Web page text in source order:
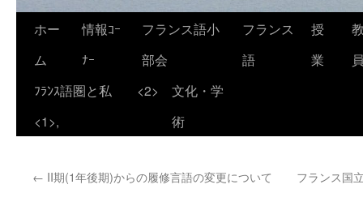
ホー
ム
情報ｺｰ
ﾅｰ
フランス語小
部会
フランス
語
授
業
ﾌﾗﾝｽ語圏と私
<1>,
<2>
文化・学
術
← II期(1年後期)からの履修言語の変更について フランス国